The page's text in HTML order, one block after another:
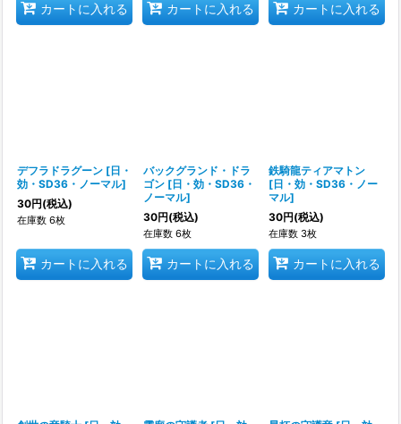
カートに入れる カートに入れる カートに入れる
デフラドラグーン [日・
効・SD36・ノーマル]
30円(税込)
在庫数 6枚
カートに入れる
バックグランド・ドラ
ゴン [日・効・SD36・
ノーマル]
30円(税込)
在庫数 6枚
カートに入れる
鉄騎龍ティアマトン
[日・効・SD36・ノー
マル]
30円(税込)
在庫数 3枚
カートに入れる